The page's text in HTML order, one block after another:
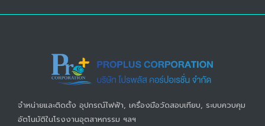
จำหน่ายและติดตั้ง อุปกรณ์ไฟฟ้า, เครื่องมือวัดสอบเทียบ, ระบบควบคุม
อัตโนมัติในโรงงานอุตสาหกรรม ฯลฯ